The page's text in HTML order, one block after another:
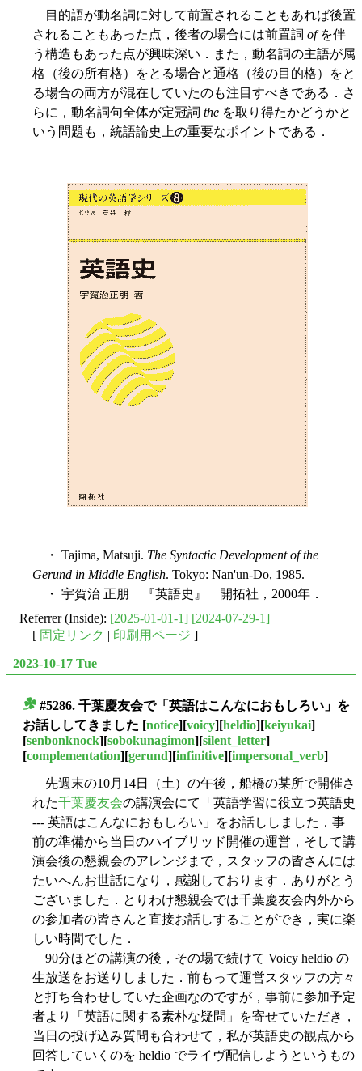
目的語が動名詞に対して前置されることもあれば後置
されることもあった点，後者の場合には前置詞 ofを伴
う構造もあった点が興味深い．また，動名詞の主語が属
格（後の所有格）をとる場合と通格（後の目的格）をと
る場合の両方が混在していたのも注目すべきである．さ
らに，動名詞句全体が定冠詞 the を取り得たかどうかと
いう問題も，統語論史上の重要なポイントである．
・ Tajima, Matsuji. The Syntactic Development of the
Gerund in Middle English. Tokyo: Nan'un-Do, 1985.
・ 宇賀治 正朋 『英語史』 開拓社，2000年．
Referrer (Inside): [2025-01-01-1] [2024-07-29-1]
[ 固定リンク | 印刷用ページ ]
2023-10-17 Tue
#5286. 千葉慶友会で「英語はこんなにおもしろい」を
お話ししてきました [notice][voicy][heldio][keiyukai]
[senbonknock][sobokunagimon][silent_letter]
[complementation][gerund][infinitive][impersonal_verb]
先週末の10月14日（土）の午後，船橋の某所で開催さ
れた千葉慶友会の講演会にて「英語学習に役立つ英語史
--- 英語はこんなにおもしろい」をお話ししました．事
前の準備から当日のハイブリッド開催の運営，そして講
演会後の懇親会のアレンジまで，スタッフの皆さんには
たいへんお世話になり，感謝しております．ありがとう
ございました．とりわけ懇親会では千葉慶友会内外から
の参加者の皆さんと直接お話しすることができ，実に楽
しい時間でした．
90分ほどの講演の後，その場で続けて Voicy heldio の
生放送をお送りしました．前もって運営スタッフの方々
と打ち合わせしていた企画なのですが，事前に参加予定
者より「英語に関する素朴な疑問」を寄せていただき，
当日の投げ込み質問も合わせて，私が英語史の観点から
回答していくのを heldio でライヴ配信しようというもの